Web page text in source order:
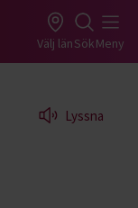
Välj länSökMeny
Lyssna